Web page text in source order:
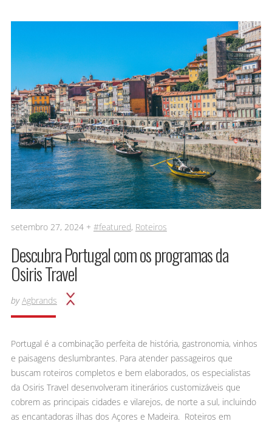
setembro 27, 2024 + #featured, Roteiros
Descubra Portugal com os programas da
Osiris Travel
by Agbrands
Portugal é a combinação perfeita de história, gastronomia, vinhos
e paisagens deslumbrantes. Para atender passageiros que
buscam roteiros completos e bem elaborados, os especialistas
da Osiris Travel desenvolveram itinerários customizáveis que
cobrem as principais cidades e vilarejos, de norte a sul, incluindo
as encantadoras ilhas dos Açores e Madeira. Roteiros em